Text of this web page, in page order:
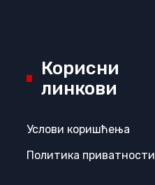
Корисни
линкови
Услови коришћења
Политика приватности